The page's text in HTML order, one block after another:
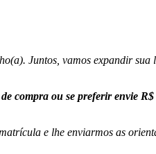
Juntos, vamos expandir
compra ou se preferir envie
e lhe enviarmos as